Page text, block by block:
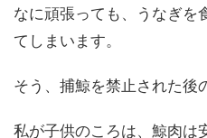
なに頑張っても、うなぎを
てしまいます。
そう、捕鯨を禁止された後
私が子供のころは、鯨肉は